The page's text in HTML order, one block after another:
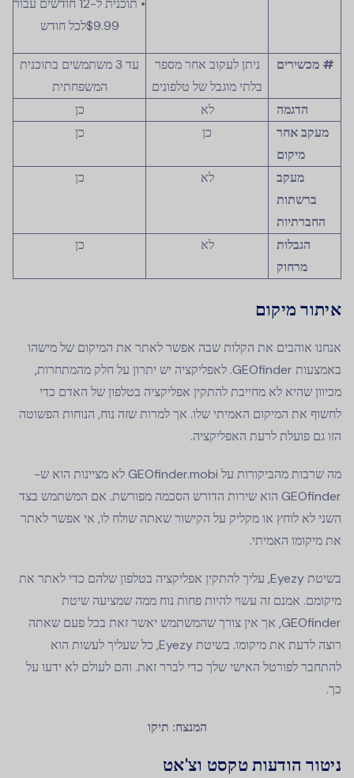
• תוכנית ל-12 חודשים עבור
$9.99לכל חודש
# מכשירים
ניתן לעקוב אחר מספר
בלתי מוגבל של טלפונים
עד 3 משתמשים בתוכנית
המשפחתית
הדגמה
לא
כן
מעקב אחר
מיקום
כן כן
מעקב
ברשתות
החברתיות
לא כן
הגבלות
מרחוק
לא כן
איתור מיקום
אנחנו אוהבים את הקלות שבה אפשר לאתר את המיקום של מישהו
באמצעות GEOfinder. לאפליקציה יש יתרון על חלק מהמתחרות,
מכיוון שהיא לא מחייבת להתקין אפליקציה בטלפון של האדם כדי
לחשוף את המיקום האמיתי שלו. אך למרות שזה נוח, הנוחות הפשוטה
הזו גם פועלת לרעת האפליקציה.
מה שרבות מהביקורות על GEOfinder.mobi לא מציינות הוא ש-
GEOfinder הוא שירות הדורש הסכמה מפורשת. אם המשתמש בצד
השני לא לוחץ או מקליק על הקישור שאתה שולח לו, אי אפשר לאתר
את מיקומו האמיתי.
בשיטת Eyezy, עליך להתקין אפליקציה בטלפון שלהם כדי לאתר את
מיקומם. אמנם זה עשוי להיות פחות נוח ממה שמציעה שיטת
GEOfinder, אך אין צורך שהמשתמש יאשר זאת בכל פעם שאתה
רוצה לדעת את מיקומו. בשיטת Eyezy, כל שעליך לעשות הוא
להתחבר לפורטל האישי שלך כדי לברר זאת. והם לעולם לא ידעו על
כך.
המנצח: תיקו
ניטור הודעות טקסט וצ'אט